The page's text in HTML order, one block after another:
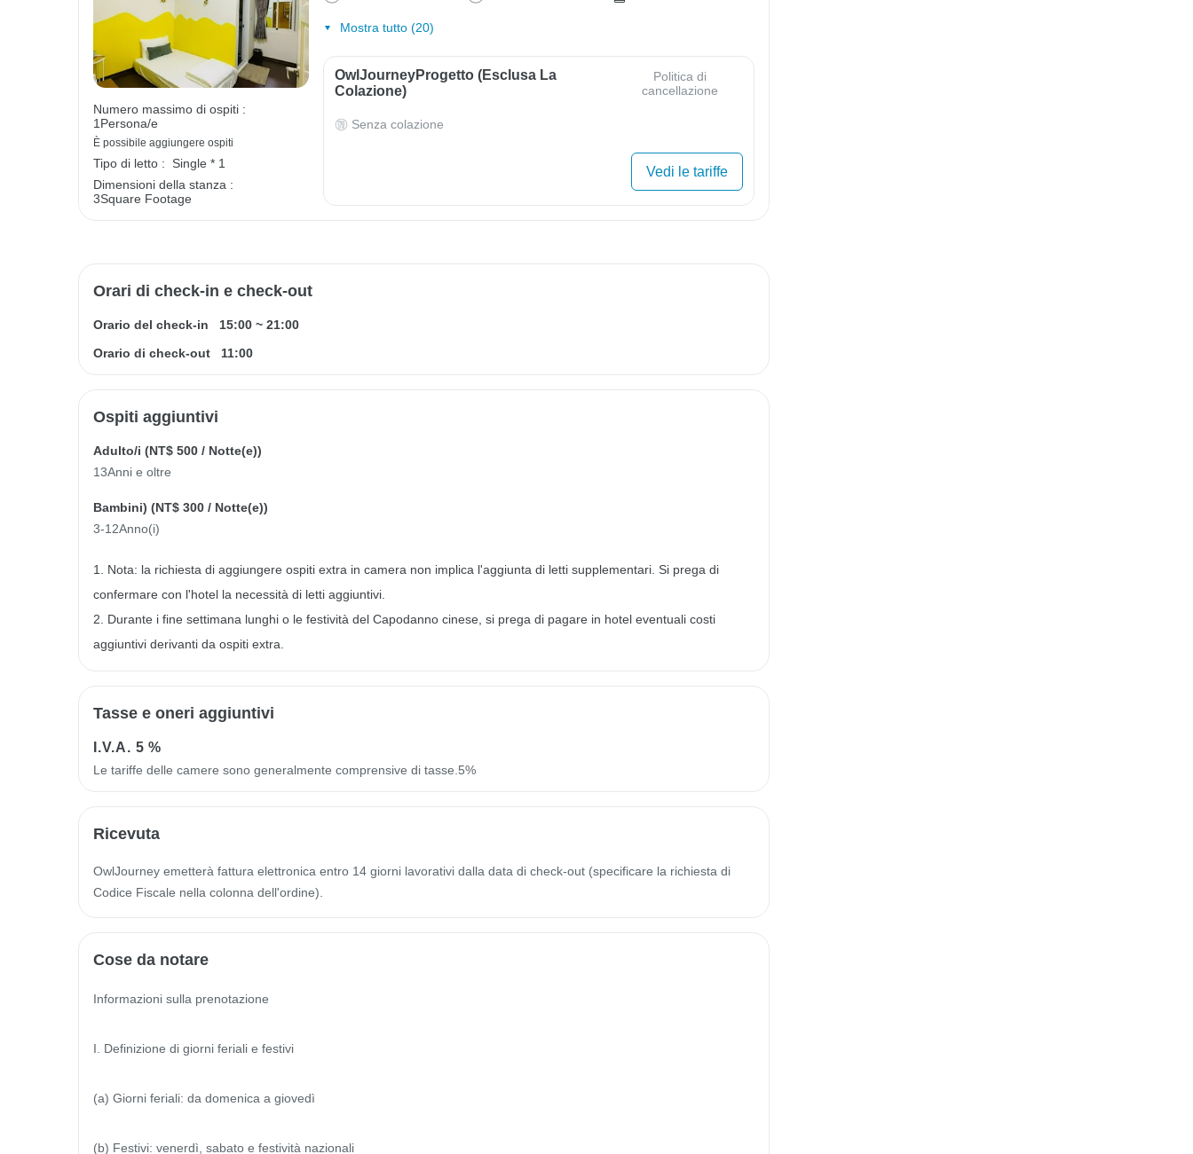
Numero massimo di ospiti :
1Persona/e
È possibile aggiungere ospiti
Tipo di letto :
Single * 1
Dimensioni della stanza :
3Square Footage
Mostra tutto (20)
OwlJourneyProgetto (esclusa La
Colazione)
Politica di
cancellazione
Senza colazione
Vedi le tariffe
Orari di check-in e check-out
Orario del check-in 15:00 ~ 21:00
Orario di check-out
11:00
Ospiti aggiuntivi
Adulto/i (NT$ 500 / Notte(e))
13Anni e oltre
Bambini) (NT$ 300 / Notte(e))
3-12Anno(i)
1. Nota: la richiesta di aggiungere ospiti extra in camera non implica l'aggiunta di letti supplementari. Si prega di
confermare con l'hotel la necessità di letti aggiuntivi.
2. Durante i fine settimana lunghi o le festività del Capodanno cinese, si prega di pagare in hotel eventuali costi
aggiuntivi derivanti da ospiti extra.
Tasse e oneri aggiuntivi
I.V.A. 5 %
Le tariffe delle camere sono generalmente comprensive di tasse.5%
Ricevuta
OwlJourney emetterà fattura elettronica entro 14 giorni lavorativi dalla data di check-out (specificare la richiesta di
Codice Fiscale nella colonna dell'ordine).
Cose da notare
Informazioni sulla prenotazione
I. Definizione di giorni feriali e festivi
(a) Giorni feriali: da domenica a giovedì
(b) Festivi: venerdì, sabato e festività nazionali